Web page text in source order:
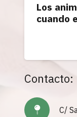
Los
cuando
Contacto:
C/